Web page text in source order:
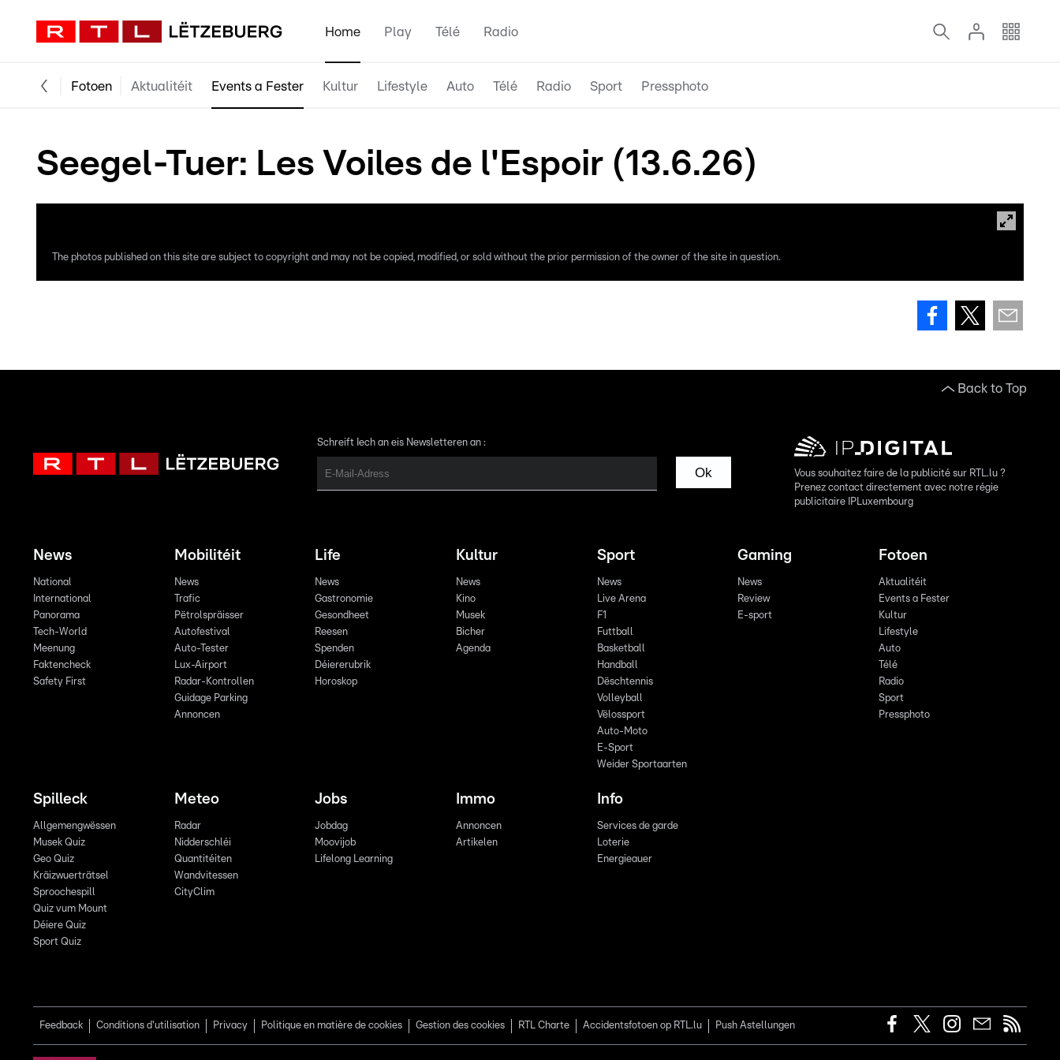
Home Play Télé Radio
Fotoen Aktualitéit Events a Fester Kultur Lifestyle Auto Télé Radio Sport Pressphoto
Seegel-Tuer: Les Voiles de l'Espoir (13.6.26)
The photos published on this site are subject to copyright and may not be copied, modified, or sold without the prior permission of the owner of the site in question.
Back to Top
Schreift Iech an eis Newsletteren an :
Ok
Vous souhaitez faire de la publicité sur RTL.lu ?
Prenez contact directement avec notre régie
publicitaire IPLuxembourg
News
National
International
Panorama
Tech-World
Meenung
Faktencheck
Safety First
Mobilitéit
News
Trafic
Pëtrolspräisser
Autofestival
Auto-Tester
Lux-Airport
Radar-Kontrollen
Guidage Parking
Annoncen
Life
News
Gastronomie
Gesondheet
Reesen
Spenden
Déiererubrik
Horoskop
Kultur
News
Kino
Musek
Bicher
Agenda
Sport
News
Live Arena
F1
Futtball
Basketball
Handball
Dëschtennis
Volleyball
Vëlossport
Auto-Moto
E-Sport
Weider Sportaarten
Gaming
News
Review
E-sport
Fotoen
Aktualitéit
Events a Fester
Kultur
Lifestyle
Auto
Télé
Radio
Sport
Pressphoto
Spilleck
Allgemengwëssen
Musek Quiz
Geo Quiz
Kräizwuerträtsel
Sproochespill
Quiz vum Mount
Déiere Quiz
Sport Quiz
Meteo
Radar
Nidderschléi
Quantitéiten
Wandvitessen
CityClim
Jobs
Jobdag
Moovijob
Lifelong Learning
Immo
Annoncen
Artikelen
Info
Services de garde
Loterie
Energieauer
Feedback Conditions d'utilisation Privacy Politique en matière de cookies Gestion des cookies RTL Charte Accidentsfotoen op RTL.lu Push Astellungen